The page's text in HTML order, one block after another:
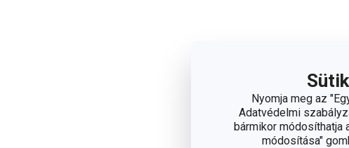
Nyomja meg az
Adatvédelmi
bármikor módosíthatja
módosítása"